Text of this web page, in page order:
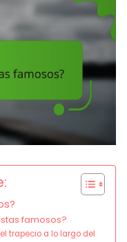
famosos?
trapecio a lo largo del